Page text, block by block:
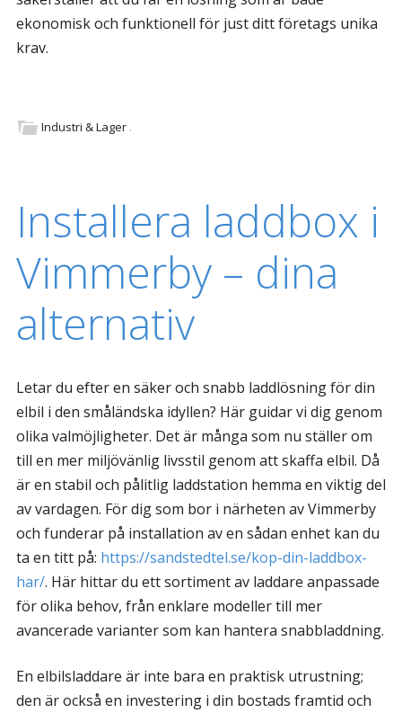
ekonomisk och funktionell för just ditt företags unika
krav.
Industri & Lager.
Installera laddbox i
Vimmerby – dina
alternativ
Letar du efter en säker och snabb laddlösning för din
elbil i den småländska idyllen? Här guidar vi dig genom
olika valmöjligheter. Det är många som nu ställer om
till en mer miljövänlig livsstil genom att skaffa elbil. Då
är en stabil och pålitlig laddstation hemma en viktig del
av vardagen. För dig som bor i närheten av Vimmerby
och funderar på installation av en sådan enhet kan du
ta en titt på: https://sandstedtel.se/kop-din-laddbox-
har/. Här hittar du ett sortiment av laddare anpassade
för olika behov, från enklare modeller till mer
avancerade varianter som kan hantera snabbladdning.
En elbilsladdare är inte bara en praktisk utrustning;
den är också en investering i din bostads framtid och